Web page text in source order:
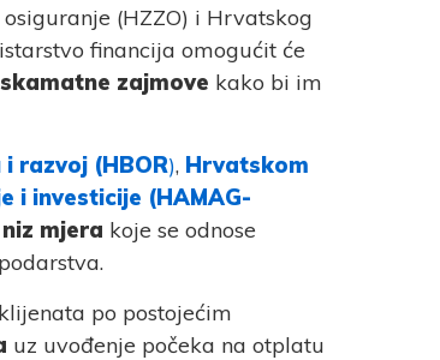
(HZZO) i Hrvatskog
financija omogućit će
zajmove kako bi im
razvoj (HBOR), Hrvatskom
i investicije (HAMAG-
niz mjera koje se odnose
klijenata po postojećim
uz uvođenje počeka na otplatu